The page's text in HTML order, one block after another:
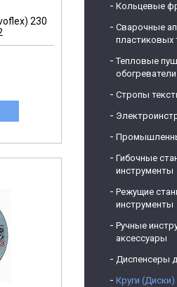
230
Кольцевые
Сварочные
пластиковых
Тепловые
обогреватели
Стропы
Гибочные
инструменты
Режущие
инструменты
Ручные
аксессуары
Диспенсеры
Круги (Диски)